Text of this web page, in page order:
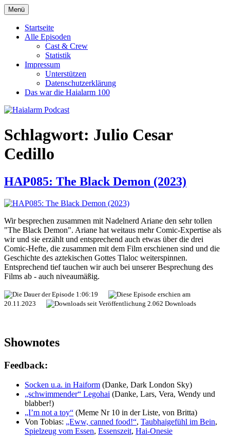
Zum
Inhalt
springen
Haialarm Podcast
Benni und Jörn sprechen über Haifilme
Menü
Startseite
Alle Episoden
Cast & Crew
Statistik
Impressum
Unterstützen
Datenschutzerklärung
Das war die Haialarm 100
Schlagwort: Julio Cesar
Cedillo
HAP085: The Black Demon (2023)
Wir besprechen zusammen mit Nadelnerd Ariane den sehr tollen
"The Black Demon". Ariane hat weitaus mehr Comic-Expertise als
wir und sie erzählt und entsprechend auch etwas über die drei
Comic-Hefte, die zusammen mit dem Film erschienen sind und die
Geschichte des aztekischen Gottes Tlaloc weiterspinnen.
Entsprechend tief tauchen wir auch bei unserer Besprechung des
Films ab - auch niveaumäßig.
1:06:19
20.11.2023
2.062 Downloads
Shownotes
Feedback:
Socken u.a. in Haiform (Danke, Dark London Sky)
„schwimmender“ Legohai (Danke, Lars, Vera, Wendy und
blabber!)
„I’m not a toy“ (Meme Nr 10 in der Liste, von Britta)
Von Tobias: „Eww, canned food!“, Taubhaigefühl im Bein,
Spielzeug vom Essen, Essenszeit, Hai-Onesie